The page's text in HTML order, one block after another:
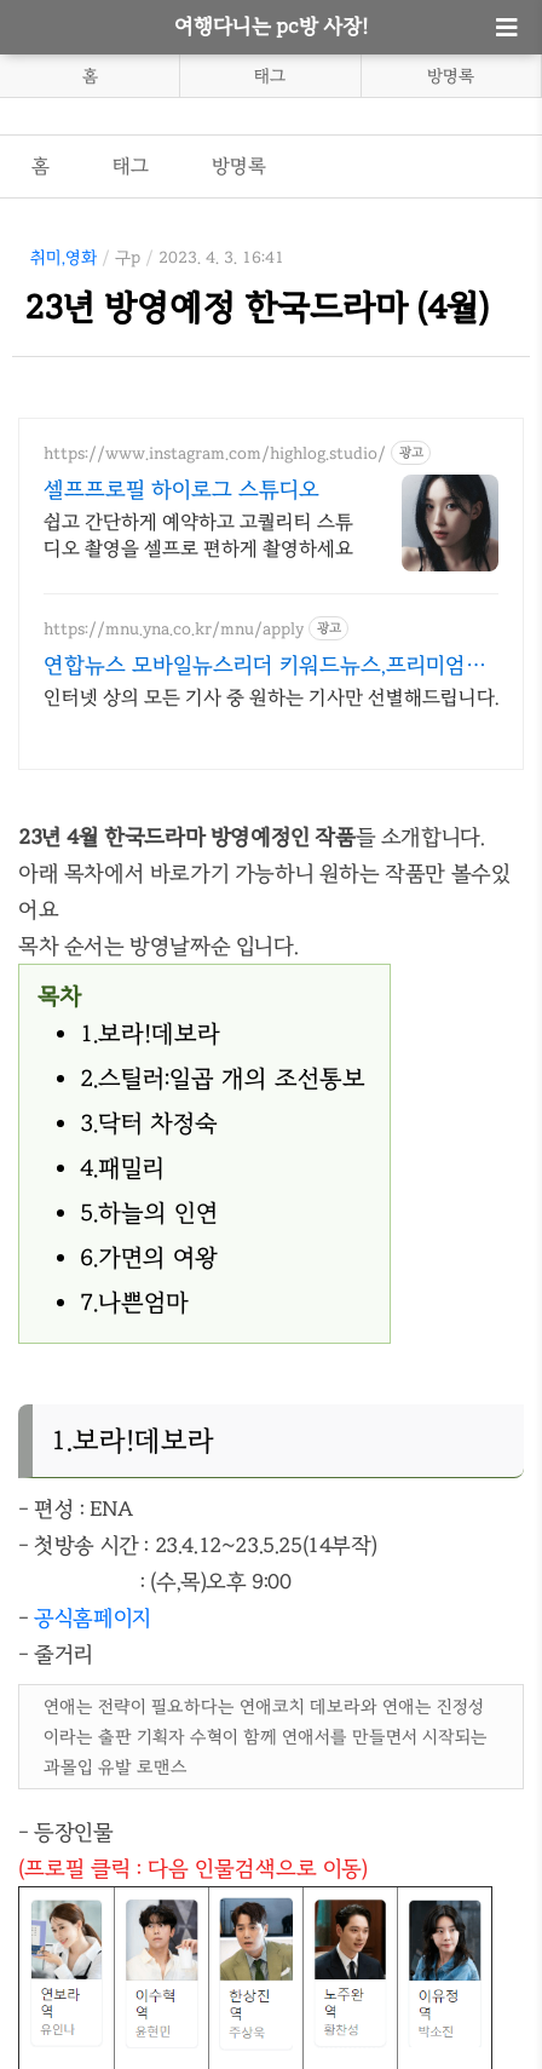
여행다니는 pc방 사장!
홈 태그 방명록
홈 태그 방명록
취미,영화 / 구p / 2023. 4. 3. 16:41
23년 방영예정 한국드라마 (4월)
https://www.instagram.com/highlog.studio/ 광고
셀프프로필 하이로그 스튜디오
쉽고 간단하게 예약하고 고퀄리티 스튜
디오 촬영을 셀프로 편하게 촬영하세요
https://mnu.yna.co.kr/mnu/apply 광고
연합뉴스 모바일뉴스리더 키워드뉴스,프리미엄인
물검색
인터넷 상의 모든 기사 중 원하는 기사만 선별해드립니다.
23년 4월 한국드라마 방영예정인 작품들 소개합니다.
아래 목차에서 바로가기 가능하니 원하는 작품만 볼수있
어요
목차 순서는 방영날짜순 입니다.
목차
1.보라!데보라
2.스틸러:일곱 개의 조선통보
3.닥터 차정숙
4.패밀리
5.하늘의 인연
6.가면의 여왕
7.나쁜엄마
1.보라!데보라
- 편성 : ENA
- 첫방송 시간 : 23.4.12~23.5.25(14부작)
: (수,목)오후 9:00
-공식홈페이지
- 줄거리
연애는 전략이 필요하다는 연애코치 데보라와 연애는 진정성
이라는 출판 기획자 수혁이 함께 연애서를 만들면서 시작되는
과몰입 유발 로맨스
- 등장인물
(프로필 클릭 : 다음 인물검색으로 이동)